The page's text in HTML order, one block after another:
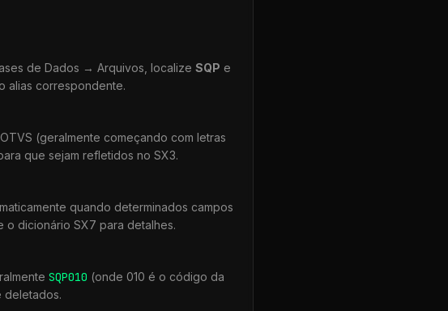
de Dados → Arquivos, localize SQP e
alias correspondente.
(geralmente começando com letras
que sejam refletidos no SX3.
quando determinados campos
o dicionário SX7 para detalhes.
SQP010 (onde 010 é o código da
deletados.